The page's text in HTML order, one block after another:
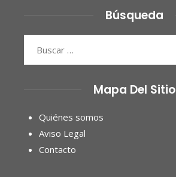
Búsqueda
Mapa Del Sitio
Quiénes somos
Aviso Legal
Contacto